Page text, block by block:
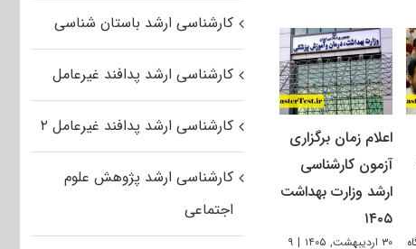
اعلام زمان برگزاری
آزمون کارشناسی
ارشد وزارت بهداشت
۱۴۰۵
۳۰ اردیبهشت, ۱۴۰۵ | ۹
کارشناسی ارشد باستان شناسی
کارشناسی ارشد پدافند غیرعامل
کارشناسی ارشد پدافند غیرعامل ۲
کارشناسی ارشد پژوهش علوم
اجتماعی